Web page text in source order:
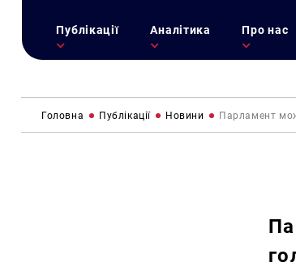
Публікації Аналітика Про нас
Головна Публікації Новини Парламент